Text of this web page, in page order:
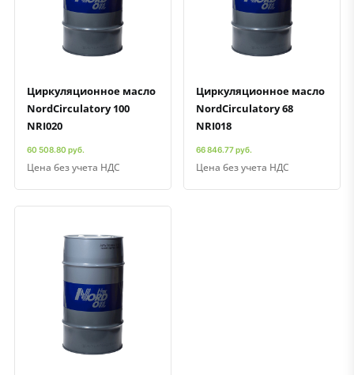
Циркуляционное масло
NordCirculatory 100
NRI020
60 508.80 руб.
Цена без учета НДС
Циркуляционное масло
NordCirculatory 68
NRI018
66 846.77 руб.
Цена без учета НДС